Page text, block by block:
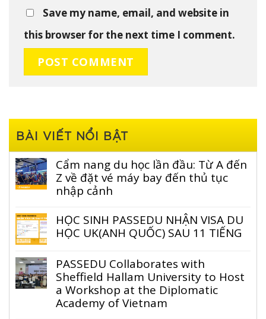
Save my name, email, and website in
this browser for the next time I comment.
BÀI VIẾT NỔI BẬT
Cẩm nang du học lần đầu: Từ A đến
Z về đặt vé máy bay đến thủ tục
nhập cảnh
HỌC SINH PASSEDU NHẬN VISA DU
HỌC UK(ANH QUỐC) SAU 11 TIẾNG
PASSEDU Collaborates with
Sheffield Hallam University to Host
a Workshop at the Diplomatic
Academy of Vietnam